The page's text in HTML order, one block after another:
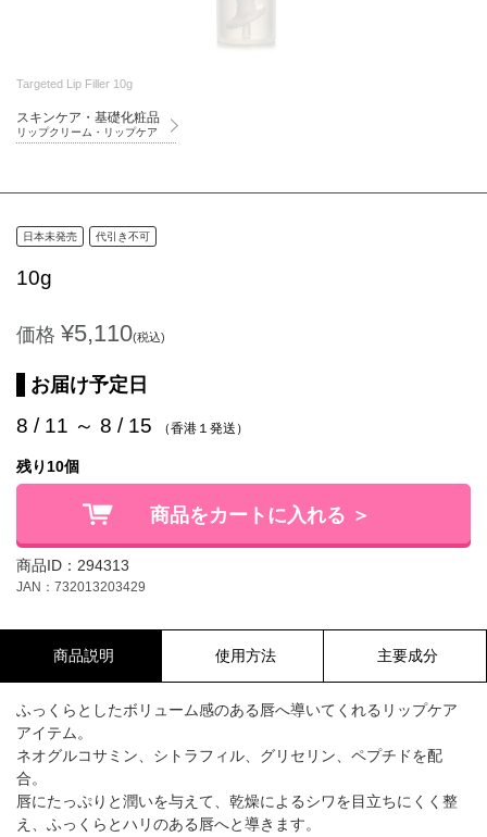
Targeted Lip Filler 10g
スキンケア・基礎化粧品
リップクリーム・リップケア
日本未発売 代引き不可
10g
価格 ¥5,110(税込)
お届け予定日
8 / 11 ～ 8 / 15 （香港１発送）
残り10個
商品をカートに入れる ＞
商品ID：294313
JAN：732013203429
商品説明 使用方法 主要成分
ふっくらとしたボリューム感のある唇へ導いてくれるリップケア
アイテム。
ネオグルコサミン、シトラフィル、グリセリン、ペプチドを配
合。
唇にたっぷりと潤いを与えて、乾燥によるシワを目立ちにくく整
え、ふっくらとハリのある唇へと導きます。